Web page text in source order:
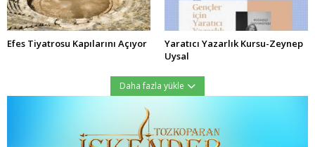
Efes Tiyatrosu Kapılarını Açıyor
Yaratıcı Yazarlık Kursu-Zeynep
Uysal
Daha fazla yükle